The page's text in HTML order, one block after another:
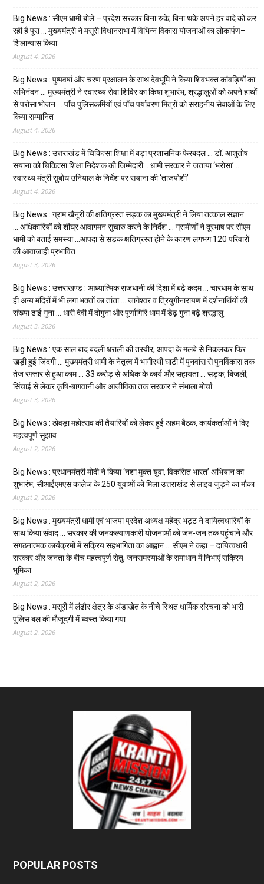
Big News : सीएम धामी बोले – प्रदेश सरकार बिना रुके, बिना थके अपने हर वादे को कर
रही है पूरा … मुख्यमंत्री ने मसूरी विधानसभा में विभिन्न विकास योजनाओं का लोकार्पण–
शिलान्यास किया
August 4, 2026
Big News : पुष्पवर्षा और चरण प्रक्षालन के साथ देवभूमि ने किया शिवभक्त कांवड़ियों का
अभिनंदन … मुख्यमंत्री ने स्वास्थ्य सेवा शिविर का किया शुभारंभ, श्रद्धालुओं को अपने हाथों
से परोसा भोजन … पाँच पुलिसकर्मियों एवं पाँच पर्यावरण मित्रों को सराहनीय सेवाओं के लिए
किया सम्मानित
August 4, 2026
Big News : उत्तराखंड में चिकित्सा शिक्षा में बड़ा प्रशासनिक फेरबदल … डॉ. आशुतोष
सयाना को चिकित्सा शिक्षा निदेशक की जिम्मेदारी… धामी सरकार ने जताया ‘भरोसा’ …
स्वास्थ्य मंत्री सुबोध उनियाल के निर्देश पर सयाना की ‘ताजपोशी’
August 4, 2026
Big News : ग्राम खैनूरी की क्षतिग्रस्त सड़क का मुख्यमंत्री ने लिया तत्काल संज्ञान
… अधिकारियों को शीघ्र आवागमन सुचारु करने के निर्देश … ग्रामीणों ने दूरभाष पर सीएम
धामी को बताई समस्या …आपदा से सड़क क्षतिग्रस्त होने के कारण लगभग 120 परिवारों
की आवाजाही प्रभावित
August 3, 2026
Big News : उत्तराखण्ड : आध्यात्मिक राजधानी की दिशा में बढ़े कदम … चारधाम के साथ
ही अन्य मंदिरों में भी लगा भक्तों का तांता … जागेश्वर व त्रियुगीनारायण में दर्शनार्थियों की
संख्या ढाई गुना … धारी देवी में दोगुना और पूर्णागिरि धाम में डेढ़ गुना बढ़े श्रद्धालु
August 3, 2026
Big News : एक साल बाद बदली धराली की तस्वीर, आपदा के मलबे से निकलकर फिर
खड़ी हुई जिंदगी … मुख्यमंत्री धामी के नेतृत्व में भागीरथी घाटी में पुनर्वास से पुनर्विकास तक
तेज रफ्तार से हुआ काम … ₹33 करोड़ से अधिक के कार्य और सहायता … सड़क, बिजली,
सिंचाई से लेकर कृषि-बागवानी और आजीविका तक सरकार ने संभाला मोर्चा
August 3, 2026
Big News : ठोवड़ा महोत्सव की तैयारियों को लेकर हुई अहम बैठक, कार्यकर्ताओं ने दिए
महत्वपूर्ण सुझाव
August 2, 2026
Big News : प्रधानमंत्री मोदी ने किया ‘नशा मुक्त युवा, विकसित भारत’ अभियान का
शुभारंभ, सीआईएमएस कालेज के 250 युवाओं को मिला उत्तराखंड से लाइव जुड़ने का मौका
August 2, 2026
Big News : मुख्यमंत्री धामी एवं भाजपा प्रदेश अध्यक्ष महेंद्र भट्ट ने दायित्वधारियों के
साथ किया संवाद … सरकार की जनकल्याणकारी योजनाओं को जन-जन तक पहुंचाने और
संगठनात्मक कार्यक्रमों में सक्रिय सहभागिता का आह्वान … सीएम ने कहा – दायित्वधारी
सरकार और जनता के बीच महत्वपूर्ण सेतु, जनसमस्याओं के समाधान में निभाएं सक्रिय
भूमिका
August 2, 2026
Big News : मसूरी में लंढौर क्षेत्र के अंडाखेत के नीचे स्थित धार्मिक संरचना को भारी
पुलिस बल की मौजूदगी में ध्वस्त किया गया
August 2, 2026
POPULAR POSTS